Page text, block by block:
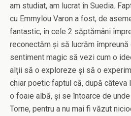
am studiat, am lucrat în Suedia.
cu Emmylou Varon a fost, de
fantastic, în cele 2 săptămâni
reconectăm și să lucrăm împreună
sentiment magic să vezi cum o
alții să o exploreze și să o
chiar poetic faptul că, după câteva
o foaie albă, și se întoarce de
Torne, pentru a nu mai fi văzut